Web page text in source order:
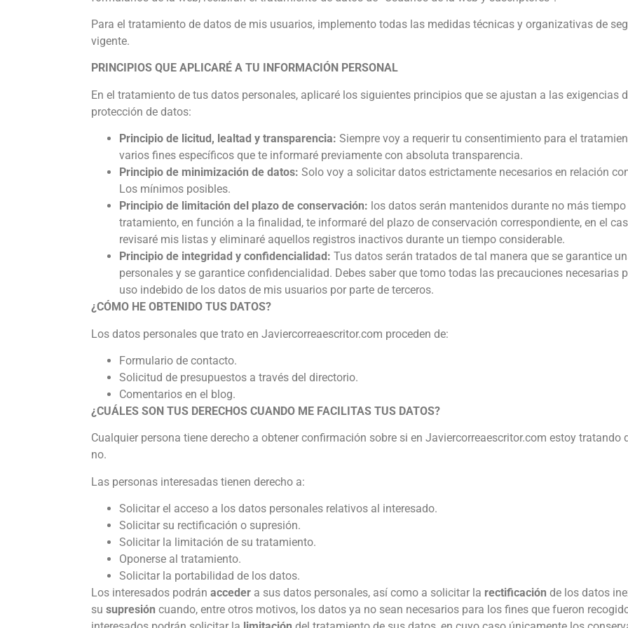
Para el tratamiento de datos de mis usuarios, implemento todas las medidas técnicas y organizativas de
vigente.
PRINCIPIOS QUE APLICARÉ A TU INFORMACIÓN PERSONAL
En el tratamiento de tus datos personales, aplicaré los siguientes principios que se ajustan a las exigencias
protección de datos:
Principio de licitud, lealtad y transparencia: Siempre voy a requerir tu consentimiento para el
varios fines específicos que te informaré previamente con absoluta transparencia.
Principio de minimización de datos: Solo voy a solicitar datos estrictamente necesarios en relación
Los mínimos posibles.
Principio de limitación del plazo de conservación: los datos serán mantenidos durante no más
tratamiento, en función a la finalidad, te informaré del plazo de conservación correspondiente, en el
revisaré mis listas y eliminaré aquellos registros inactivos durante un tiempo considerable.
Principio de integridad y confidencialidad: Tus datos serán tratados de tal manera que se garantice
personales y se garantice confidencialidad. Debes saber que tomo todas las precauciones necesarias
uso indebido de los datos de mis usuarios por parte de terceros.
¿CÓMO HE OBTENIDO TUS DATOS?
Los datos personales que trato en Javiercorreaescritor.com proceden de:
Formulario de contacto.
Solicitud de presupuestos a través del directorio.
Comentarios en el blog.
¿CUÁLES SON TUS DERECHOS CUANDO ME FACILITAS TUS DATOS?
Cualquier persona tiene derecho a obtener confirmación sobre si en Javiercorreaescritor.com estoy tratando
no.
Las personas interesadas tienen derecho a:
Solicitar el acceso a los datos personales relativos al interesado.
Solicitar su rectificación o supresión.
Solicitar la limitación de su tratamiento.
Oponerse al tratamiento.
Solicitar la portabilidad de los datos.
Los interesados podrán acceder a sus datos personales, así como a solicitar la rectificación de los datos
su supresión cuando, entre otros motivos, los datos ya no sean necesarios para los fines que fueron